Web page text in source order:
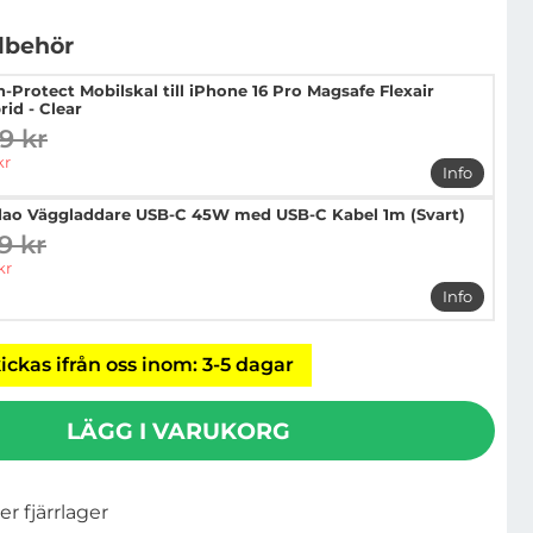
Protect Mobilskal till iPhone 16 Pro Magsafe Flexair
- Clear
pris
kr
Info
mer info
Väggladdare USB-C 45W med USB-C Kabel 1m (Svart)
pris
kr
Info
mer info
ifrån oss inom: 3-5 dagar
LÄGG I VARUKORG
fjärrlager